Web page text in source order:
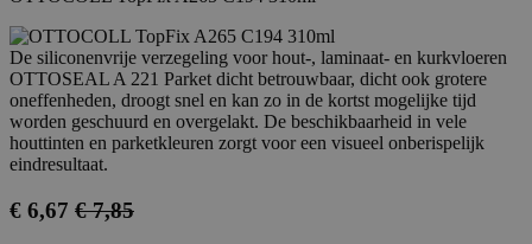
De siliconenvrije verzegeling voor hout-, laminaat- en kurkvloeren
OTTOSEAL A 221 Parket dicht betrouwbaar, dicht ook grotere
oneffenheden, droogt snel en kan zo in de kortst mogelijke tijd
worden geschuurd en overgelakt. De beschikbaarheid in vele
houttinten en parketkleuren zorgt voor een visueel onberispelijk
eindresultaat.
€ 6,67 €7,85